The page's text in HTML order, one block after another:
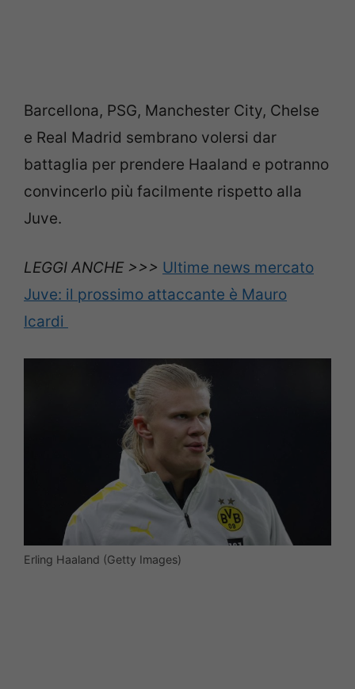
Barcellona, PSG, Manchester City, Chelse
e Real Madrid sembrano volersi dar
battaglia per prendere Haaland e potranno
convincerlo più facilmente rispetto alla
Juve.
LEGGI ANCHE >>> Ultime news mercato
Juve: il prossimo attaccante è Mauro
Icardi
Erling Haaland (Getty Images)